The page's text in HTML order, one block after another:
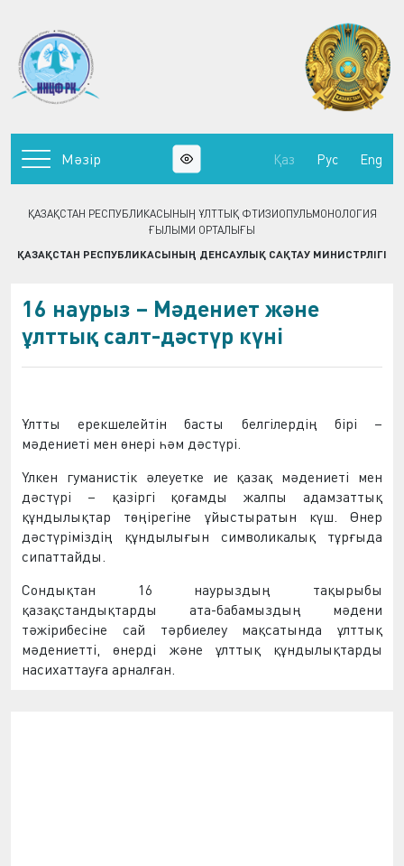
ҚАЗАҚСТАН РЕСПУБЛИКАСЫНЫҢ ҰЛТТЫҚ ФТИЗИОПУЛЬМОНОЛОГИЯ
ҒЫЛЫМИ ОРТАЛЫҒЫ
ҚАЗАҚСТАН РЕСПУБЛИКАСЫНЫҢ ДЕНСАУЛЫҚ САҚТАУ МИНИСТРЛІГІ
Мәзір Қаз Рус Eng
16 наурыз – Мәдениет және
ұлттық салт-дәстүр күні
Ұлтты ерекшелейтін басты белгілердің бірі –
мәдениеті мен өнері һәм дәстүрі.
Үлкен гуманистік әлеуетке ие қазақ мәдениеті мен
дәстүрі – қазіргі қоғамды жалпы адамзаттық
құндылықтар төңірегіне ұйыстыратын күш. Өнер
дәстүріміздің құндылығын символикалық тұрғыда
сипаттайды.
Сондықтан 16 наурыздың тақырыбы
қазақстандықтарды ата-бабамыздың мәдени
тәжірибесіне сай тәрбиелеу мақсатында ұлттық
мәдениетті, өнерді және ұлттық құндылықтарды
насихаттауға арналған.